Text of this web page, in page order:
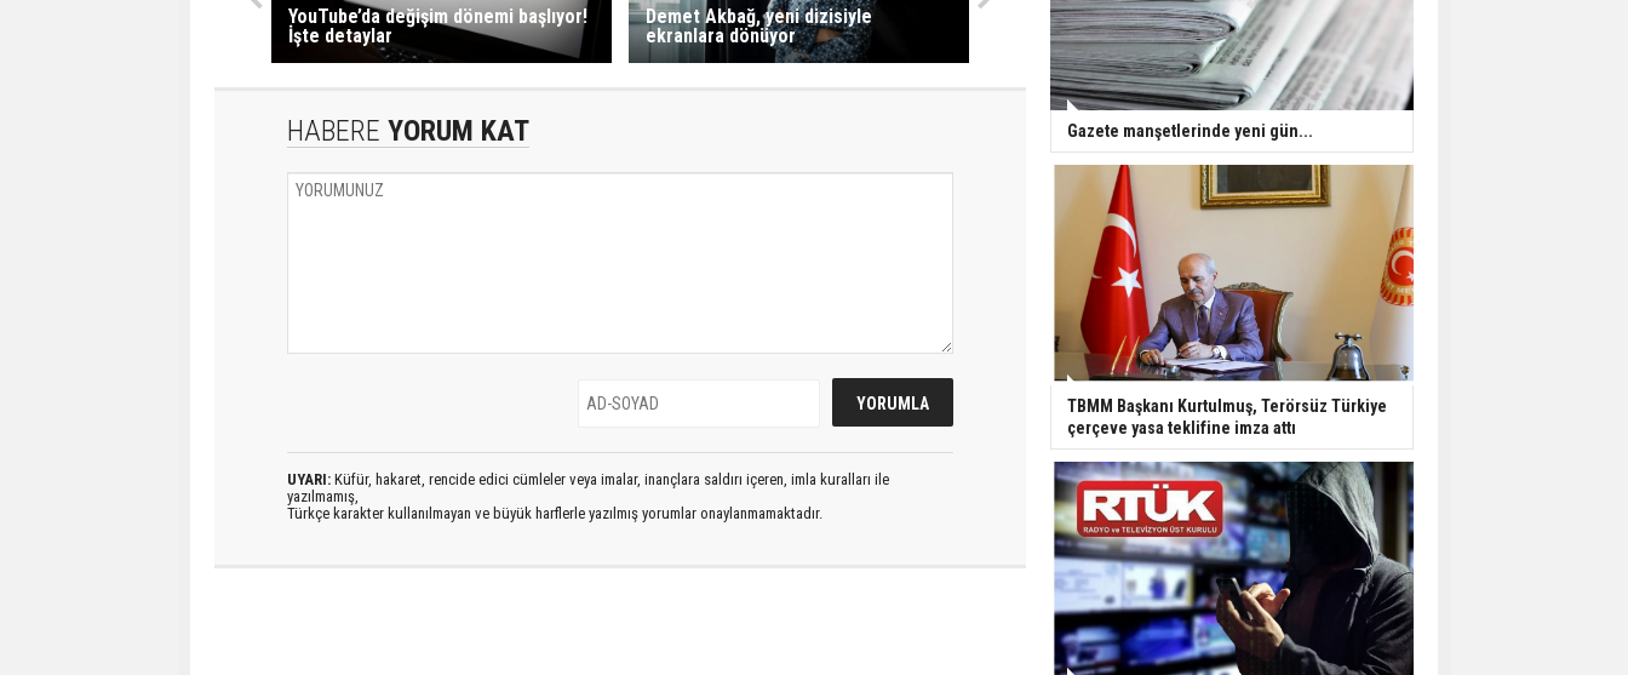
YouTube’da değişim dönemi başlıyor!
İşte detaylar
Demet Akbağ, yeni dizisiyle
ekranlara dönüyor
HABERE YORUM KAT
UYARI: Küfür, hakaret, rencide edici cümleler veya imalar, inançlara saldırı içeren, imla kuralları ile
yazılmamış,
Türkçe karakter kullanılmayan ve büyük harflerle yazılmış yorumlar onaylanmamaktadır.
Gazete manşetlerinde yeni gün...
TBMM Başkanı Kurtulmuş, Terörsüz Türkiye
çerçeve yasa teklifine imza attı